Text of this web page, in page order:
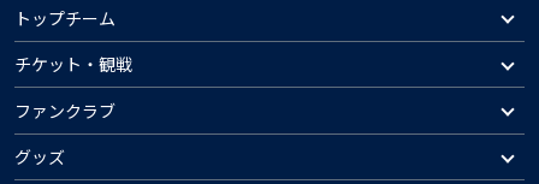
トップチーム
チケット・観戦
ファンクラブ
グッズ